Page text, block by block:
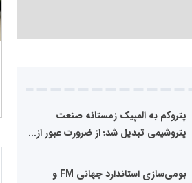
پتروکم به المپیک زمستانه صنعت
پتروشیمی تبدیل شد؛ از ضرورت عبور از...
بومی‌سازی استاندارد جهانی FM و